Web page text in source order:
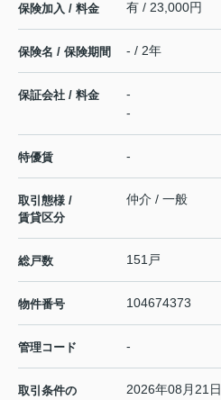
保険加入 / 料金 有 / 23,000円
保険名 / 保険期間 - / 2年
保証会社 / 料金
-
-
特優賃 -
取引態様 /
賃貸区分
仲介 / 一般
総戸数 151戸
物件番号 104674373
管理コード -
取引条件の
2026年08月21日